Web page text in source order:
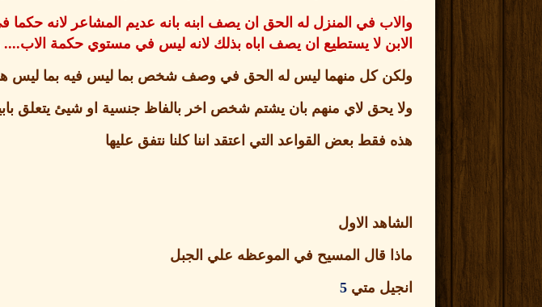
والاب في المنزل له الحق ان يصف ابنه بانه عديم المشاعر لانه
الابن لا يستطيع ان يصف اباه بذلك لانه ليس في مستوي حكمة الاب....
ولكن كل منهما ليس له الحق في وصف شخص بما ليس فيه بما ليس
ولا يحق لاي منهم بان يشتم شخص اخر بالفاظ جنسية او شيئ يتعلق
هذه فقط بعض القواعد التي اعتقد اننا كلنا نتفق عليها
الشاهد الاول
ماذا قال المسيح في الموعظه علي الجبل
انجيل متي 5